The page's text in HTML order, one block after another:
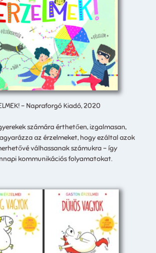
– Napraforgó Kiadó, 2020
számára érthetően, izgalmasan,
az érzelmeket, hogy ezáltal azok
válhassanak számukra – így
kommunikációs folyamatokat.